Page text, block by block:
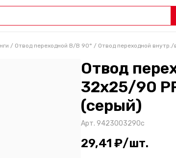
/ Отвод переходной В/В 90° / Отвод переходной
Отвод
32х25/90
(серый)
Арт. 9423003290с
29,41 ₽/шт.